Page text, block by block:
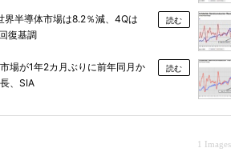
界半導体市場は8.2％減、4Qは
復基調
読む
場が1年2カ月ぶりに前年同月か
、SIA
読む
1 Images